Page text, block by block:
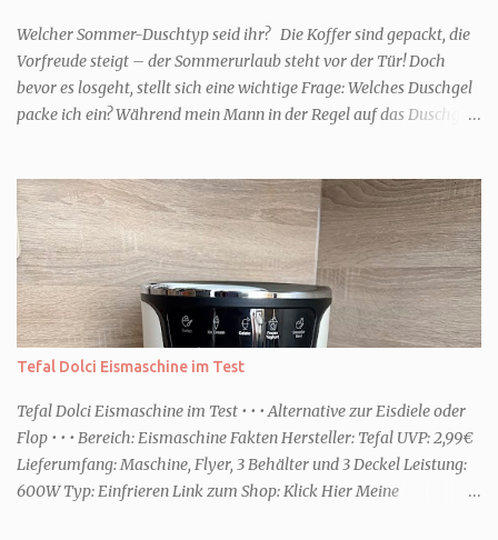
Welcher Sommer-Duschtyp seid ihr? Die Koffer sind gepackt, die
Vorfreude steigt – der Sommerurlaub steht vor der Tür! Doch
bevor es losgeht, stellt sich eine wichtige Frage: Welches Duschgel
packe ich ein? Während mein Mann in der Regel auf das Duschgel
Urlaub Entspannung und Wellness. Falls ihr ähnlich denkt, lasst
uns doch herausfinden, welcher Duschtyp ihr seid. TYP
GENIESSER Egal, ob Strand oder Städtetrip - für euch gehört
gutes Essen, ein guter Wein oder Cocktail, vielleicht ein gutes Buch
dazu. Ihr liebt es Sonnenuntergänge zu beobachten und genießt
einfach jeden Moment. Dann seid ihr wie ich der Typ Genießer.
Hier empfehle ich tatsächlich Düfte die zur Jahreszeit passen, weil
einem frisch-fruchtigen Duft, wie die Kneipp Aroma-Pflegedusche
“ Sommer Flirt ...
Tefal Dolci Eismaschine im Test
Tefal Dolci Eismaschine im Test • • • Alternative zur Eisdiele oder
Flop • • • Bereich: Eismaschine Fakten Hersteller: Tefal UVP: 2,99€
Lieferumfang: Maschine, Flyer, 3 Behälter und 3 Deckel Leistung:
600W Typ: Einfrieren Link zum Shop: Klick Hier Meine